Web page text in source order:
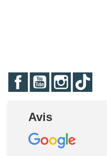
FacebookYouTubeInstagram
Avis